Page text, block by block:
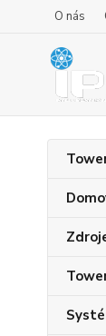
O nás